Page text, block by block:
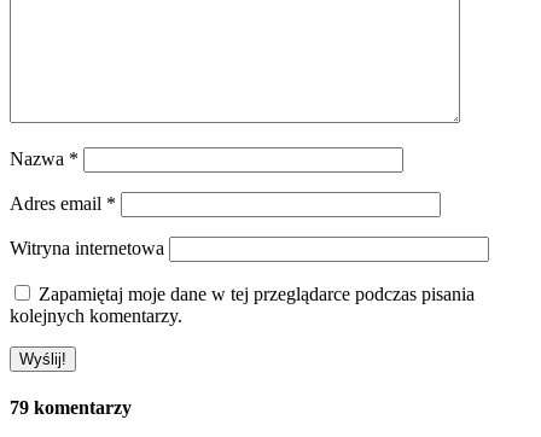
Nazwa *
Adres email *
Witryna internetowa
Zapamiętaj moje dane w tej przeglądarce podczas pisania
kolejnych komentarzy.
79 komentarzy